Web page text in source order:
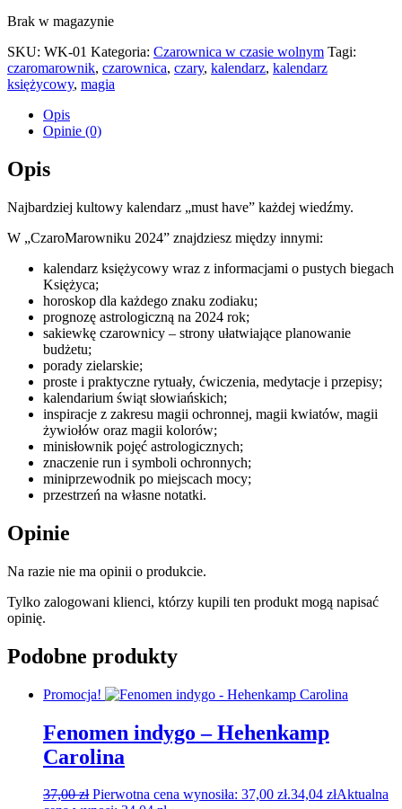
Brak w magazynie
SKU: WK-01 Kategoria: Czarownica w czasie wolnym Tagi:
czaromarownik, czarownica, czary, kalendarz, kalendarz
księżycowy, magia
Opis
Opinie (0)
Opis
Najbardziej kultowy kalendarz „must have” każdej wiedźmy.
W „CzaroMarowniku 2024” znajdziesz między innymi:
kalendarz księżycowy wraz z informacjami o pustych biegach
Księżyca;
horoskop dla każdego znaku zodiaku;
prognozę astrologiczną na 2024 rok;
sakiewkę czarownicy – strony ułatwiające planowanie
budżetu;
porady zielarskie;
proste i praktyczne rytuały, ćwiczenia, medytacje i przepisy;
kalendarium świąt słowiańskich;
inspiracje z zakresu magii ochronnej, magii kwiatów, magii
żywiołów oraz magii kolorów;
minisłownik pojęć astrologicznych;
znaczenie run i symboli ochronnych;
miniprzewodnik po miejscach mocy;
przestrzeń na własne notatki.
Opinie
Na razie nie ma opinii o produkcie.
Tylko zalogowani klienci, którzy kupili ten produkt mogą napisać
opinię.
Podobne produkty
Promocja!
Fenomen indygo – Hehenkamp
Carolina
37,00zł Pierwotna cena wynosiła: 37,00 zł.34,04 złAktualna